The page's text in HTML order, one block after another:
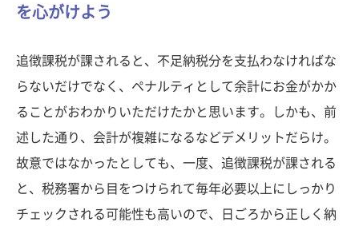
を心がけよう
追徴課税が課されると、不足納税分を支払わなければな
らないだけでなく、ペナルティとして余計にお金がかか
ることがおわかりいただけたかと思います。しかも、前
述した通り、会計が複雑になるなどデメリットだらけ。
故意ではなかったとしても、一度、追徴課税が課される
と、税務署から目をつけられて毎年必要以上にしっかり
チェックされる可能性も高いので、日ごろから正しく納